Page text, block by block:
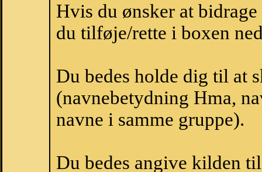
Hvis du ønsker at
du tilføje/rette i boxen
Du bedes holde dig til at
(navnebetydning Hma,
navne i samme gruppe).
Du bedes angive kilden